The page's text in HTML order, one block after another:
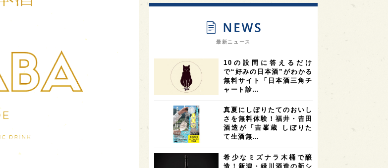
愛知県 14 宮城県 14 岐阜県 13
オピニオンリーダーの視点 9
奈良県 滋賀県 7 和歌山県 6
富山県 6 フランス 6 高知県 5 島根県 5
4 アメリカ 4 神奈川県 4
4 三重県 大阪府 3
オーストラリア 台湾 2 アジア 2
最新ニュース
10の設問に答えるだけ
で“好みの日本酒”がわかる
無料サイト「日本酒三角チ
ャート診…
真夏にしぼりたてのおいし
さを無料体験！福井・𠮷田
酒造が「吉峯蔵 しぼりた
て生酒無…
希少なミズナラ木桶で醸
造！新潟・緑川酒造の新シ